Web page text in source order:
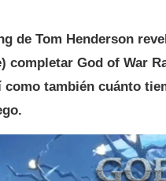
de Tom Henderson
completar God of War
como también cuánto